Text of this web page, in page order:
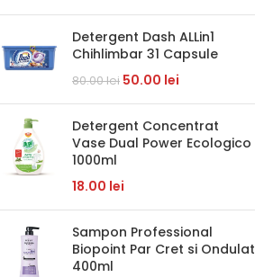
Detergent Dash ALLin1
Chihlimbar 31 Capsule
80.00lei 50.00 lei
Detergent Concentrat
Vase Dual Power Ecologico
1000ml
18.00 lei
Sampon Professional
Biopoint Par Cret si Ondulat
400ml